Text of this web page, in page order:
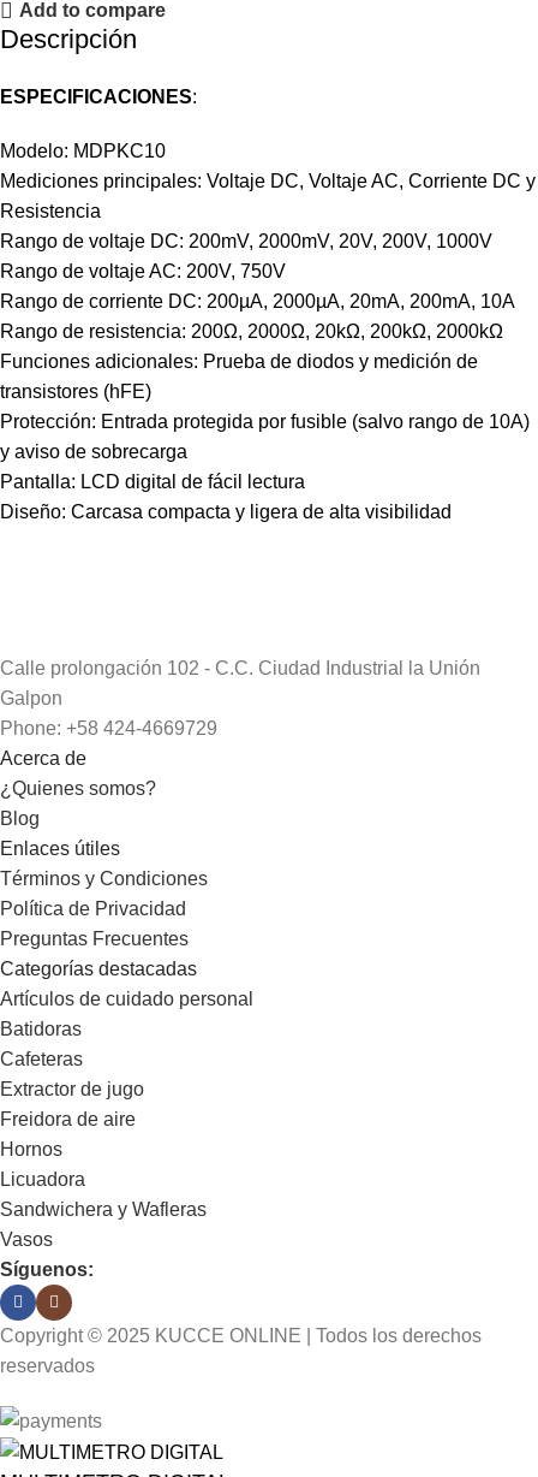
Add to compare
Descripción
ESPECIFICACIONES:
Modelo: MDPKC10
Mediciones principales: Voltaje DC, Voltaje AC, Corriente DC y
Resistencia
Rango de voltaje DC: 200mV, 2000mV, 20V, 200V, 1000V
Rango de voltaje AC: 200V, 750V
Rango de corriente DC: 200µA, 2000µA, 20mA, 200mA, 10A
Rango de resistencia: 200Ω, 2000Ω, 20kΩ, 200kΩ, 2000kΩ
Funciones adicionales: Prueba de diodos y medición de
transistores (hFE)
Protección: Entrada protegida por fusible (salvo rango de 10A)
y aviso de sobrecarga
Pantalla: LCD digital de fácil lectura
Diseño: Carcasa compacta y ligera de alta visibilidad
Calle prolongación 102 - C.C. Ciudad Industrial la Unión
Galpon
Phone: +58 424-4669729
Acerca de
¿Quienes somos?
Blog
Enlaces útiles
Términos y Condiciones
Política de Privacidad
Preguntas Frecuentes
Categorías destacadas
Artículos de cuidado personal
Batidoras
Cafeteras
Extractor de jugo
Freidora de aire
Hornos
Licuadora
Sandwichera y Wafleras
Vasos
Síguenos:
Copyright © 2025 KUCCE ONLINE | Todos los derechos
reservados